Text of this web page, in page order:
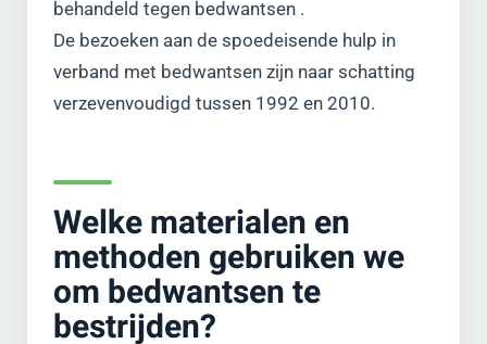
behandeld tegen bedwantsen .
De bezoeken aan de spoedeisende hulp in
verband met bedwantsen zijn naar schatting
verzevenvoudigd tussen 1992 en 2010.
Welke materialen en
methoden gebruiken we
om bedwantsen te
bestrijden?